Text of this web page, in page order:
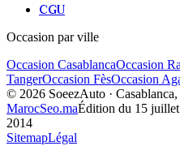
CGU
Occasion par ville
Occasion CasablancaOccasion
TangerOccasion FèsOccasion
© 2026 SoeezAuto ·
MarocSeo.maÉdition du 15
2014
SitemapLégal